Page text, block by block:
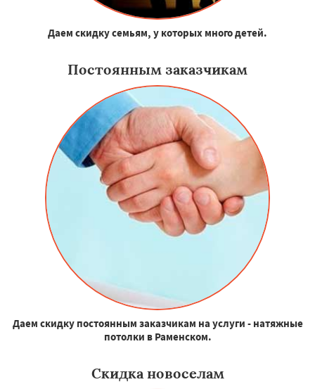
Даем скидку семьям, у которых много детей.
Постоянным заказчикам
Даем скидку постоянным заказчикам на услуги - натяжные
потолки в Раменском.
Скидка новоселам